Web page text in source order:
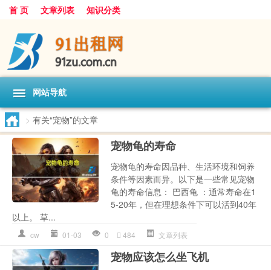
首 页 文章列表 知识分类
网站导航
> 有关“宠物”的文章
宠物龟的寿命
宠物龟的寿命因品种、生活环境和饲养
条件等因素而异。以下是一些常见宠物
龟的寿命信息： 巴西龟 ：通常寿命在1
5-20年，但在理想条件下可以活到40年
以上。 草...
cw 01-03 0 484 文章列表
宠物应该怎么坐飞机